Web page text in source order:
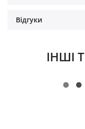
Відгуки
ІНШІ